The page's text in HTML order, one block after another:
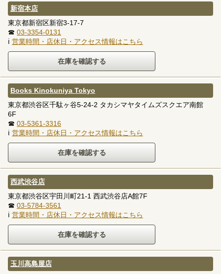
新宿本店
東京都新宿区新宿3-17-7
☎ 03-3354-0131
ℹ 営業時間・店休日・アクセス情報はこちら
Books Kinokuniya Tokyo
東京都渋谷区千駄ヶ谷5-24-2 タカシマヤタイムズスクエア南館
6F
☎ 03-5361-3316
ℹ 営業時間・店休日・アクセス情報はこちら
西武渋谷店
東京都渋谷区宇田川町21-1 西武渋谷店A館7F
☎ 03-5784-3561
ℹ 営業時間・店休日・アクセス情報はこちら
玉川高島屋店